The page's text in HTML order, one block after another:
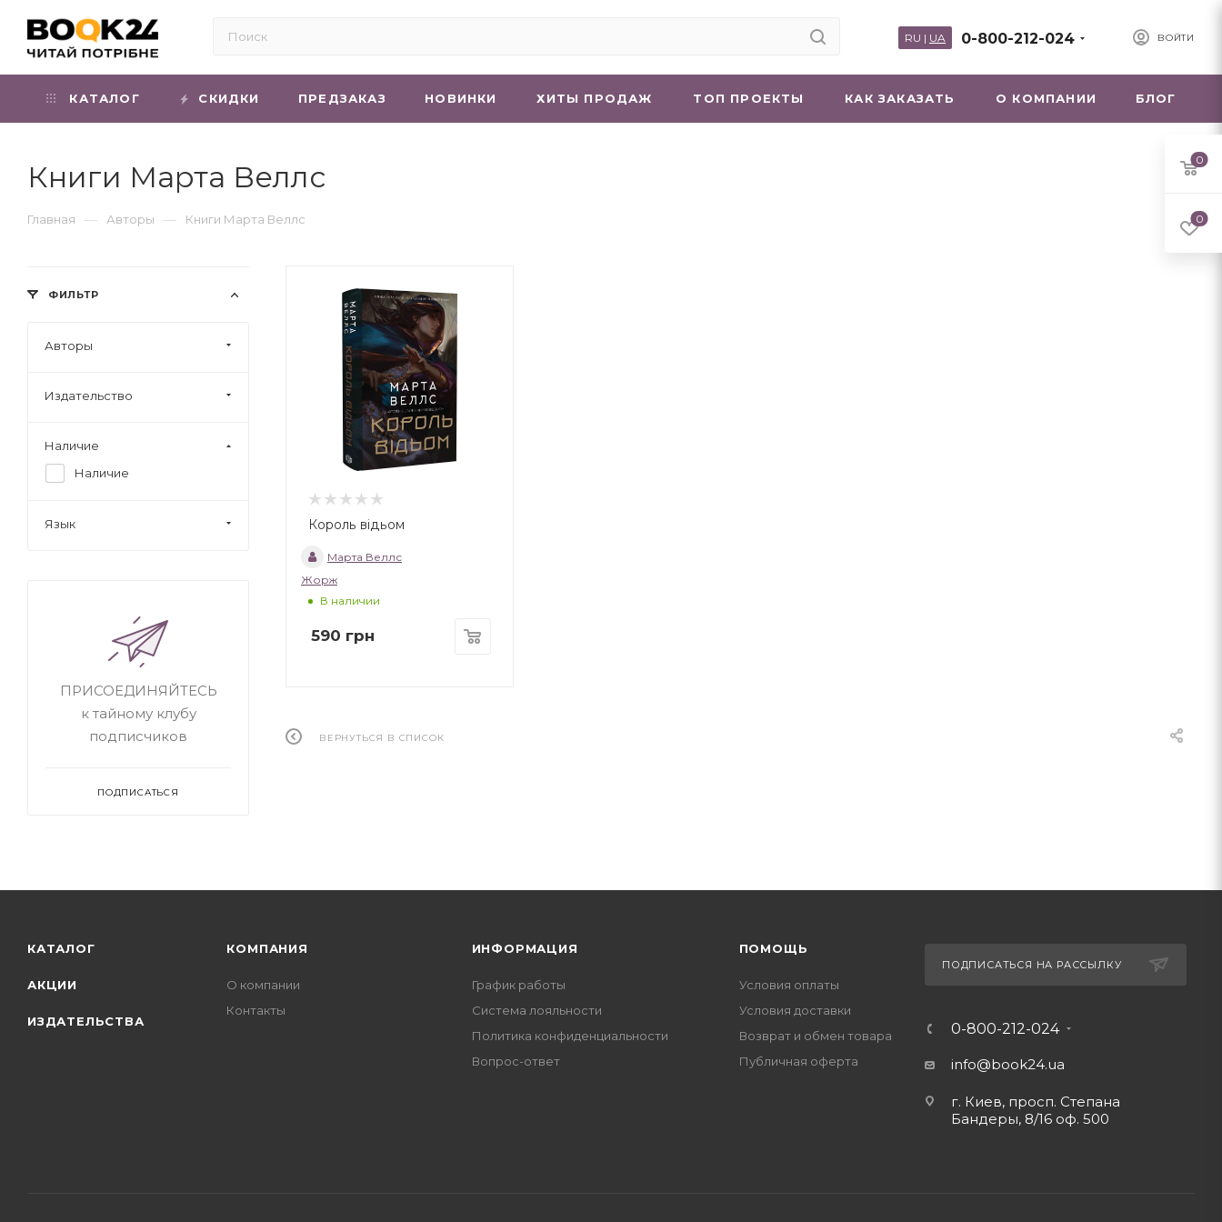
ВОЙТИ
0-800-212-024
RU | UA
КАТАЛОГ СКИДКИ ПРЕДЗАКАЗ НОВИНКИ ХИТЫ ПРОДАЖ ТОП ПРОЕКТЫ КАК ЗАКАЗАТЬ О КОМПАНИИ БЛОГ
Книги Марта Веллс
Главная — Авторы — Книги Марта Веллс
Король відьом
Марта Веллс
Жорж
В наличии
590 грн
ВЕРНУТЬСЯ В СПИСОК
ФИЛЬТР
Авторы
Издательство
Наличие
Наличие
Язык
ПРИСОЕДИНЯЙТЕСЬ
к тайному клубу
подписчиков
ПОДПИСАТЬСЯ
КАТАЛОГ
АКЦИИ
ИЗДАТЕЛЬСТВА
КОМПАНИЯ
О компании
Контакты
ИНФОРМАЦИЯ
График работы
Система лояльности
Политика конфиденциальности
Вопрос-ответ
ПОМОЩЬ
Условия оплаты
Условия доставки
Возврат и обмен товара
Публичная оферта
ПОДПИСАТЬСЯ НА РАССЫЛКУ
0-800-212-024
info@book24.ua
г. Киев, просп. Степана
Бандеры, 8/16 оф. 500
0
0